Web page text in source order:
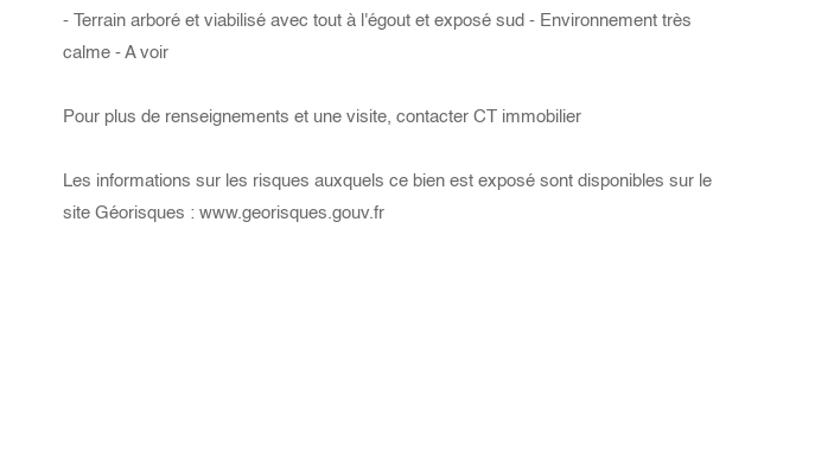
- Terrain arboré et viabilisé avec tout à l'égout et exposé sud - Environnement très
calme - A voir
Pour plus de renseignements et une visite, contacter CT immobilier
Les informations sur les risques auxquels ce bien est exposé sont disponibles sur le
site Géorisques : www.georisques.gouv.fr